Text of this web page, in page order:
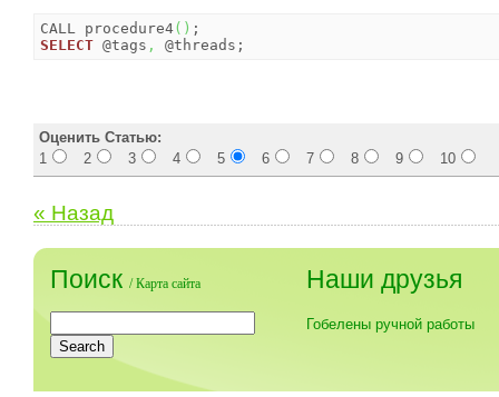
CALL procedure4( )
SELECT @tags , @threads;
Оценить Статью:
1
2 3 4 5 6 7 8 9 10
« Назад
Поиск /Карта сайта Наши друзья
Гобелены ручной работы